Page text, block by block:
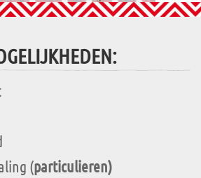
(particulieren)